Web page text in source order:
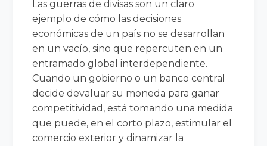
Las guerras de divisas son un claro
ejemplo de cómo las decisiones
económicas de un país no se desarrollan
en un vacío, sino que repercuten en un
entramado global interdependiente.
Cuando un gobierno o un banco central
decide devaluar su moneda para ganar
competitividad, está tomando una medida
que puede, en el corto plazo, estimular el
comercio exterior y dinamizar la